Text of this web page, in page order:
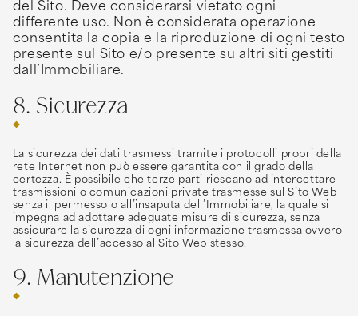
del Sito. Deve considerarsi vietato ogni
differente uso. Non è considerata operazione
consentita la copia e la riproduzione di ogni testo
presente sul Sito e/o presente su altri siti gestiti
dall’Immobiliare.
8. Sicurezza
La sicurezza dei dati trasmessi tramite i protocolli propri della
rete Internet non può essere garantita con il grado della
certezza. È possibile che terze parti riescano ad intercettare
trasmissioni o comunicazioni private trasmesse sul Sito Web
senza il permesso o all’insaputa dell’Immobiliare, la quale si
impegna ad adottare adeguate misure di sicurezza, senza
assicurare la sicurezza di ogni informazione trasmessa ovvero
la sicurezza dell’accesso al Sito Web stesso.
9. Manutenzione